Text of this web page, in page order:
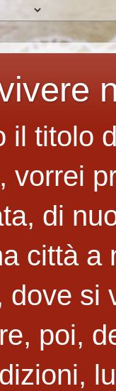
il titolo
vorrei
di
città a
dove si
poi,